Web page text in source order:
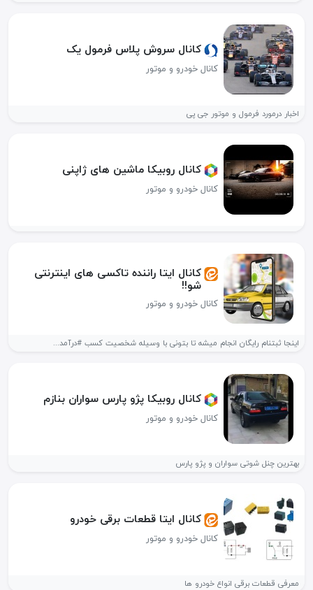
کانال سروش پلاس فرمول یک
کانال خودرو و موتور
اخبار درمورد فرمول و موتور جی پی
کانال روبیکا ماشین های ژاپنی
کانال خودرو و موتور
کانال ایتا راننده تاکسی های اینترنتی
شو!!
کانال خودرو و موتور
اینجا ثبتنام رایگان انجام میشه تا بتونی با وسیله شخصیت کسب #درآمد...
کانال روبیکا پژو پارس سواران بنازم
کانال خودرو و موتور
بهترین چنل شوتی سواران و پژو پارس
کانال ایتا قطعات برقی خودرو
کانال خودرو و موتور
معرفی قطعات برقی انواع خودرو ها